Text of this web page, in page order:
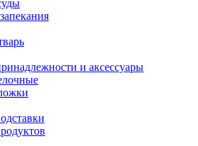
и аксессуары